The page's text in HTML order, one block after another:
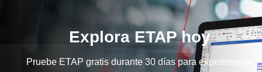
Explora ETAP hoy
Pruebe ETAP gratis durante 30 días para experimentar